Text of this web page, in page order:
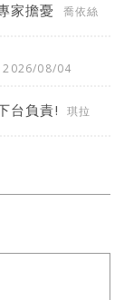
家擔憂
喬依絲
2026/08/04
台負責!
琪拉